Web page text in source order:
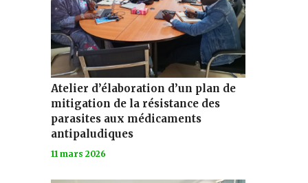
Atelier d’élaboration d’un plan de
mitigation de la résistance des
parasites aux médicaments
antipaludiques
11 mars 2026